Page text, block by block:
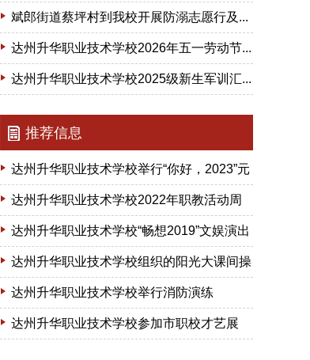
斌郎街道蔡坪村到我校开展防溺志愿行及...
达州升华职业技术学校2026年五一劳动节...
达州升华职业技术学校2025级新生军训汇...
推荐信息
达州升华职业技术学校举行“你好，2023”元
旦文...
达州升华职业技术学校2022年职教活动周
暨第一届...
达州升华职业技术学校“畅想2019”文娱演出
剪影
达州升华职业技术学校组织的阳光大课间操
比赛
达州升华职业技术学校举行消防演练
达州升华职业技术学校参加市职校才艺展